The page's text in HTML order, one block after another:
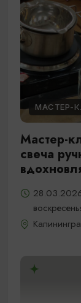
МАСТЕР-
Мастер-
свеча